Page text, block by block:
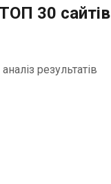
30 сайтів
результатів